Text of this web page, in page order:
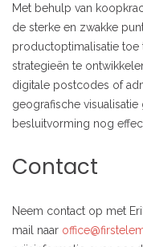
Met behulp van
de sterke en zwakke
productoptimalisatie toe
strategieën te
digitale postcodes of
geografische
besluitvorming nog
Contact
Neem contact op met
mail naar